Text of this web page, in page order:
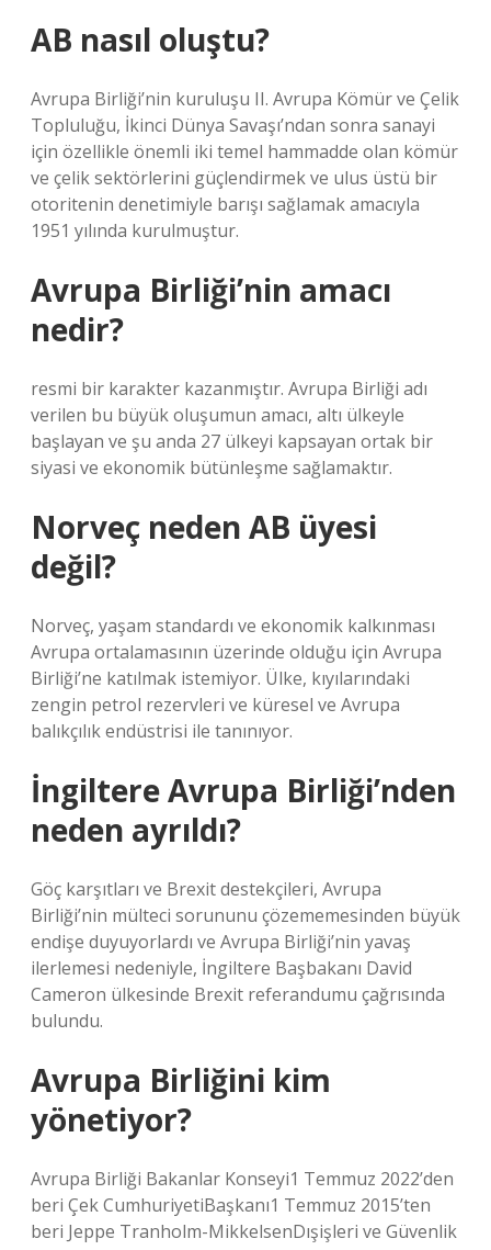
AB nasıl oluştu?
Avrupa Birliği’nin kuruluşu II. Avrupa Kömür ve Çelik
Topluluğu, İkinci Dünya Savaşı’ndan sonra sanayi
için özellikle önemli iki temel hammadde olan kömür
ve çelik sektörlerini güçlendirmek ve ulus üstü bir
otoritenin denetimiyle barışı sağlamak amacıyla
1951 yılında kurulmuştur.
Avrupa Birliği’nin amacı
nedir?
resmi bir karakter kazanmıştır. Avrupa Birliği adı
verilen bu büyük oluşumun amacı, altı ülkeyle
başlayan ve şu anda 27 ülkeyi kapsayan ortak bir
siyasi ve ekonomik bütünleşme sağlamaktır.
Norveç neden AB üyesi
değil?
Norveç, yaşam standardı ve ekonomik kalkınması
Avrupa ortalamasının üzerinde olduğu için Avrupa
Birliği’ne katılmak istemiyor. Ülke, kıyılarındaki
zengin petrol rezervleri ve küresel ve Avrupa
balıkçılık endüstrisi ile tanınıyor.
İngiltere Avrupa Birliği’nden
neden ayrıldı?
Göç karşıtları ve Brexit destekçileri, Avrupa
Birliği’nin mülteci sorununu çözememesinden büyük
endişe duyuyorlardı ve Avrupa Birliği’nin yavaş
ilerlemesi nedeniyle, İngiltere Başbakanı David
Cameron ülkesinde Brexit referandumu çağrısında
bulundu.
Avrupa Birliğini kim
yönetiyor?
Avrupa Birliği Bakanlar Konseyi1 Temmuz 2022’den
beri Çek CumhuriyetiBaşkanı1 Temmuz 2015’ten
beri Jeppe Tranholm-MikkelsenDışişleri ve Güvenlik